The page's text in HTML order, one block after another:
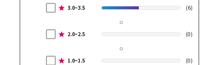
3.0~3.5 (6)
2.0~2.5 (0)
1.0~1.5 (0)